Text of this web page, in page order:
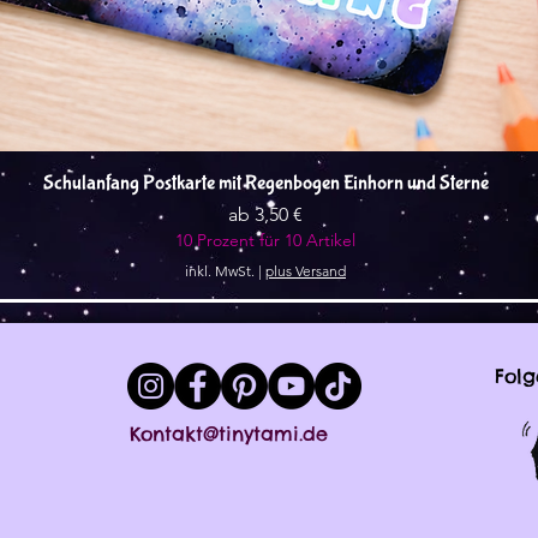
Schnellansicht
Schulanfang Postkarte mit Regenbogen Einhorn und Sterne
ab 3,50 €
Sale-Preis
10 Prozent für 10 Artikel
inkl. MwSt. | plus Versand
Kontakt@tinytami.de